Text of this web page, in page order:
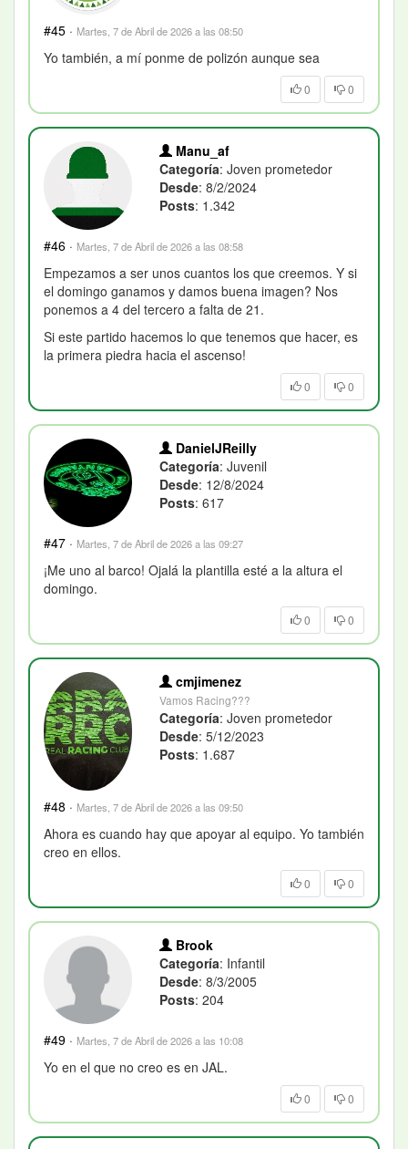
#45 · Martes, 7 de Abril de 2026 a las 08:50
Yo también, a mí ponme de polizón aunque sea
0 0
Manu_af
Categoría: Joven prometedor
Desde: 8/2/2024
Posts: 1.342
#46 · Martes, 7 de Abril de 2026 a las 08:58
Empezamos a ser unos cuantos los que creemos. Y si
el domingo ganamos y damos buena imagen? Nos
ponemos a 4 del tercero a falta de 21.
Si este partido hacemos lo que tenemos que hacer, es
la primera piedra hacia el ascenso!
0 0
DanielJReilly
Categoría: Juvenil
Desde: 12/8/2024
Posts: 617
#47 · Martes, 7 de Abril de 2026 a las 09:27
¡Me uno al barco! Ojalá la plantilla esté a la altura el
domingo.
0 0
cmjimenez
Vamos Racing???
Categoría: Joven prometedor
Desde: 5/12/2023
Posts: 1.687
#48 · Martes, 7 de Abril de 2026 a las 09:50
Ahora es cuando hay que apoyar al equipo. Yo también
creo en ellos.
0 0
Brook
Categoría: Infantil
Desde: 8/3/2005
Posts: 204
#49 · Martes, 7 de Abril de 2026 a las 10:08
Yo en el que no creo es en JAL.
0 0